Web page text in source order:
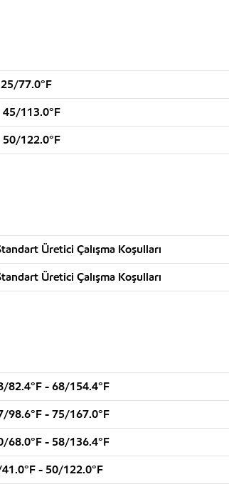
77.0°F
45/113.0°F
50/122.0°F
Üretici Çalışma Koşulları
Üretici Çalışma Koşulları
82.4°F - 68/154.4°F
98.6°F - 75/167.0°F
68.0°F - 58/136.4°F
41.0°F - 50/122.0°F